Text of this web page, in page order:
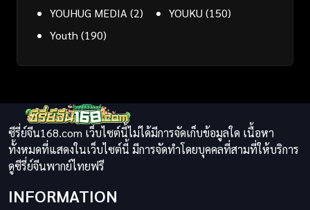
YOUHUG MEDIA (2) YOUKU (150)
Youth (190)
ซีรี่ย์จีน168.com เว็บไซต์นี้ไม่ได้มีการจัดเก็บข้อมูลใด เนื้อหา
ทั้งหมดที่แสดงในเว็บไซต์นี้ มีการจัดทำโดยบุคคลที่สามที่ให้บริการ
ดูซีรี่ย์จีนพากย์ไทยฟรี
INFORMATION